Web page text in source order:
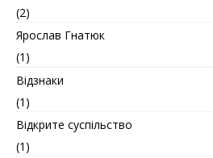
(2)
Ярослав Гнатюк
(1)
Відзнаки
(1)
Відкрите суспільство
(1)